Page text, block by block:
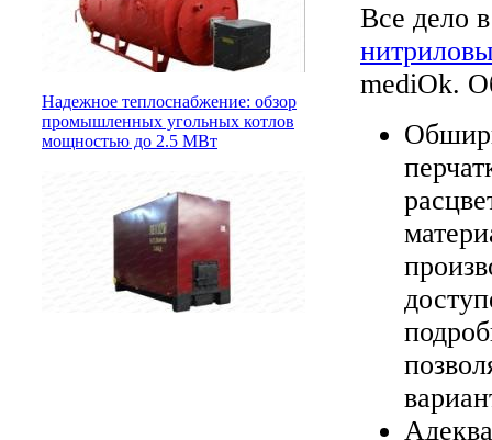
Надежное теплоснабжение: обзор
промышленных угольных котлов
мощностью до 2.5 МВт
Все дело
mediOk.